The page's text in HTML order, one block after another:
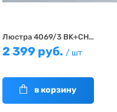
Люстра 4069/3 BK+CH…
2 399 руб. / шт
в корзину